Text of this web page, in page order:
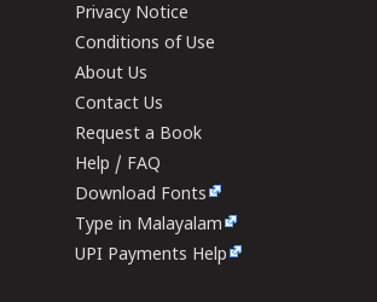
Privacy Notice
Conditions of Use
About Us
Contact Us
Request a Book
Help / FAQ
Download Fonts
Type in Malayalam
UPI Payments Help